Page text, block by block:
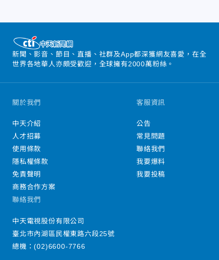
新聞、影音、節目、直播、社群及App都深獲網友喜愛，在全
世界各地華人亦頗受歡迎，全球擁有2000萬粉絲。
關於我們
中天介紹
人才招募
使用條款
隱私權條款
免責聲明
商務合作方案
客服資訊
公告
常見問題
聯絡我們
我要爆料
我要投稿
聯絡我們
中天電視股份有限公司
臺北市內湖區民權東路六段25號
總機：(02)6600-7766